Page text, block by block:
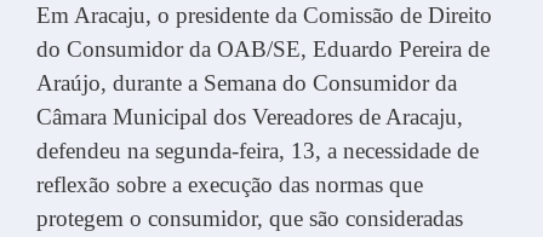
Em Aracaju, o presidente da Comissão de Direito
do Consumidor da OAB/SE, Eduardo Pereira de
Araújo, durante a Semana do Consumidor da
Câmara Municipal dos Vereadores de Aracaju,
defendeu na segunda-feira, 13, a necessidade de
reflexão sobre a execução das normas que
protegem o consumidor, que são consideradas